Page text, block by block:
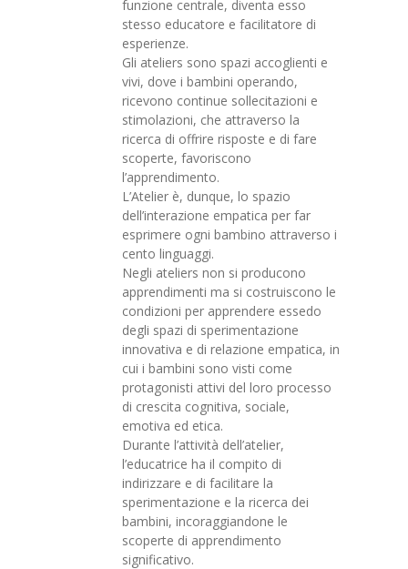
funzione centrale, diventa esso
stesso educatore e facilitatore di
esperienze.
Gli ateliers sono spazi accoglienti e
vivi, dove i bambini operando,
ricevono continue sollecitazioni e
stimolazioni, che attraverso la
ricerca di offrire risposte e di fare
scoperte, favoriscono
l’apprendimento.
L’Atelier è, dunque, lo spazio
dell’interazione empatica per far
esprimere ogni bambino attraverso i
cento linguaggi.
Negli ateliers non si producono
apprendimenti ma si costruiscono le
condizioni per apprendere essedo
degli spazi di sperimentazione
innovativa e di relazione empatica, in
cui i bambini sono visti come
protagonisti attivi del loro processo
di crescita cognitiva, sociale,
emotiva ed etica.
Durante l’attività dell’atelier,
l’educatrice ha il compito di
indirizzare e di facilitare la
sperimentazione e la ricerca dei
bambini, incoraggiandone le
scoperte di apprendimento
significativo.